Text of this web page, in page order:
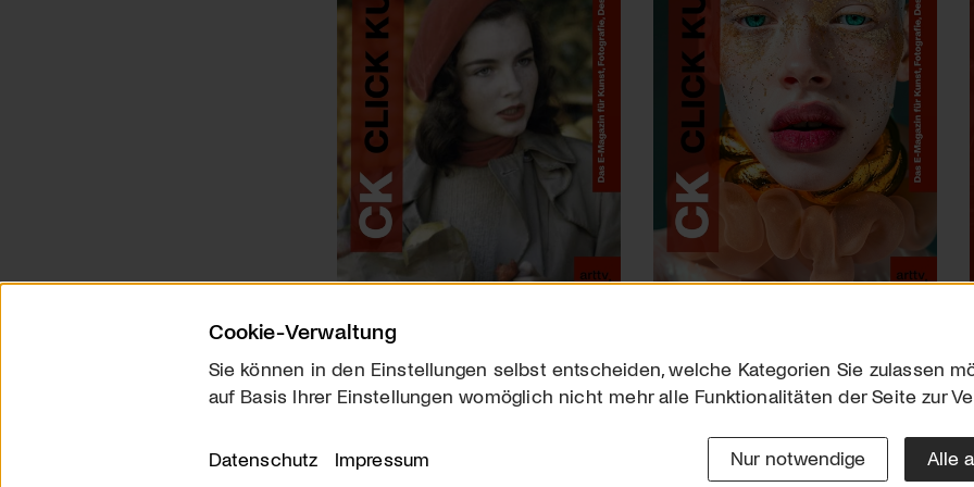
Über uns
Downloads
Cookie-Verwaltung
Sie können in den Einstellungen selbst entscheiden, welche Kategorien Sie zulassen
auf Basis Ihrer Einstellungen womöglich nicht mehr alle Funktionalitäten der Seite zur
Datenschutz Impressum Nur notwendige Alle